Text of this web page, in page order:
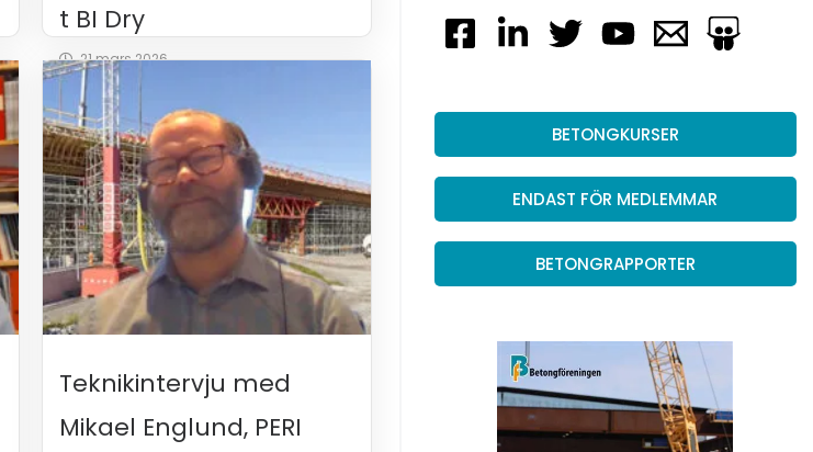
t BI Dry
21 mars 2026
Teknikintervju med
Mikael Englund, PERI
BETONGKURSER
ENDAST FÖR MEDLEMMAR
BETONGRAPPORTER